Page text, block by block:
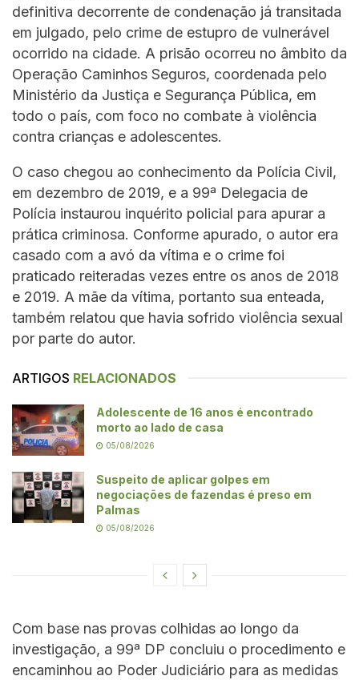
definitiva decorrente de condenação já transitada
em julgado, pelo crime de estupro de vulnerável
ocorrido na cidade. A prisão ocorreu no âmbito da
Operação Caminhos Seguros, coordenada pelo
Ministério da Justiça e Segurança Pública, em
todo o país, com foco no combate à violência
contra crianças e adolescentes.
O caso chegou ao conhecimento da Polícia Civil,
em dezembro de 2019, e a 99ª Delegacia de
Polícia instaurou inquérito policial para apurar a
prática criminosa. Conforme apurado, o autor era
casado com a avó da vítima e o crime foi
praticado reiteradas vezes entre os anos de 2018
e 2019. A mãe da vítima, portanto sua enteada,
também relatou que havia sofrido violência sexual
por parte do autor.
ARTIGOS RELACIONADOS
Adolescente de 16 anos é encontrado
morto ao lado de casa
05/08/2026
Suspeito de aplicar golpes em
negociações de fazendas é preso em
Palmas
05/08/2026
Com base nas provas colhidas ao longo da
investigação, a 99ª DP concluiu o procedimento e
encaminhou ao Poder Judiciário para as medidas